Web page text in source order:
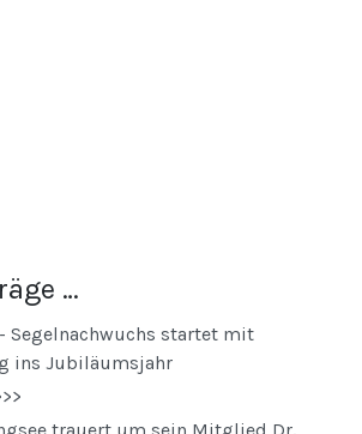
…
Segelnachwuchs startet mit
ins Jubiläumsjahr
trauert um sein Mitglied Dr.